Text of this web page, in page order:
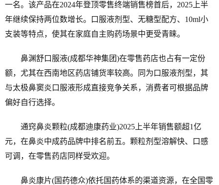
一名。该产品在2024年登顶零售终端销售榜首后，2025上半
年继续保持两位数增长。口服液剂型、无糖型配方、10ml小
支装等特点，使其在家庭自主购药场景中更受青睐。
鼻渊舒口服液(成都华神集团)在零售药店也占有一定份
额，尤其在西南地区药店铺货率较高。同为口服液剂型，其
与太极鼻窦炎口服液形成直接竞争关系，消费者可根据品牌
偏好自行选择。
通窍鼻炎颗粒(成都迪康药业)2025上半年销售额超1亿
元，在鼻炎中成药品牌中排名前五。颗粒剂型溶解快、口感
可调，在零售药店同样受欢迎。
鼻炎康片(国药德众)依托国药体系的渠道资源，在全国零